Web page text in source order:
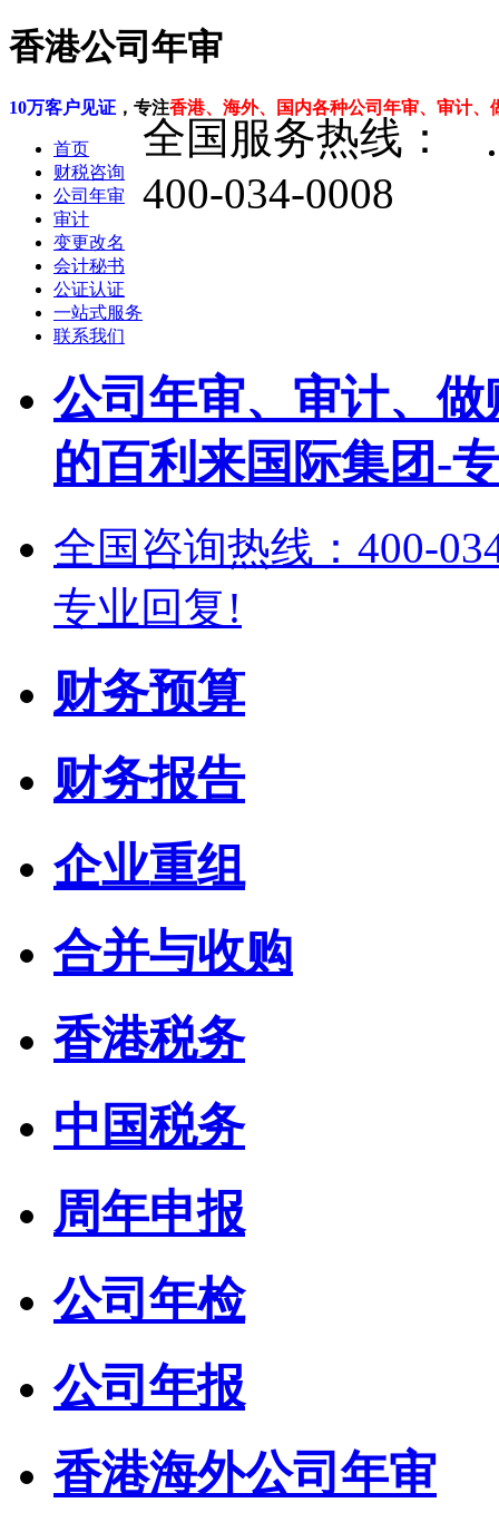
香港公司年审
10万客户见证 ，专注香港、海外、国内各种公司年审、审计、
首页
财税咨询
公司年审
审计
变更改名
会计秘书
公证认证
一站式服务
联系我们
全国服务热线：
400-034-0008
公司年审、审计、
的百利来国际集团-
全国咨询热线：400-
专业回复!
财务预算
财务报告
企业重组
合并与收购
香港税务
中国税务
周年申报
公司年检
公司年报
香港海外公司年审